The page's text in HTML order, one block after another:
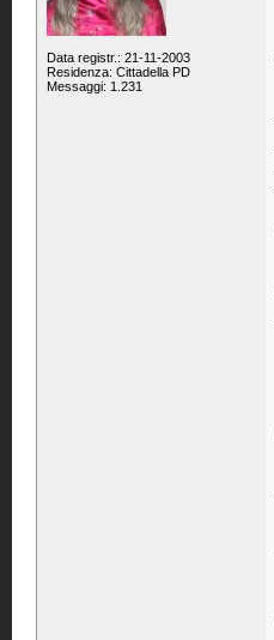
Data registr.: 21-11-2003
Residenza: Cittadella PD
Messaggi: 1.231